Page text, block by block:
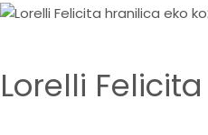
Lorelli